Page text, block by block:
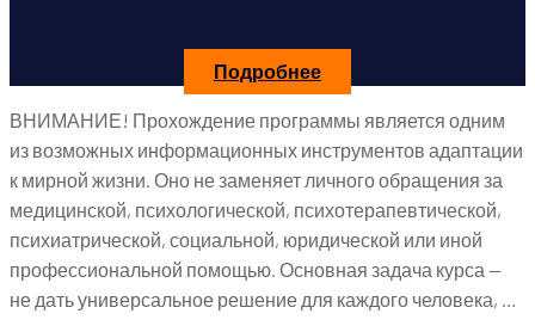
Подробнее
ВНИМАНИЕ! Прохождение программы является одним
из возможных информационных инструментов адаптации
к мирной жизни. Оно не заменяет личного обращения за
медицинской, психологической, психотерапевтической,
психиатрической, социальной, юридической или иной
профессиональной помощью. Основная задача курса —
не дать универсальное решение для каждого человека, …